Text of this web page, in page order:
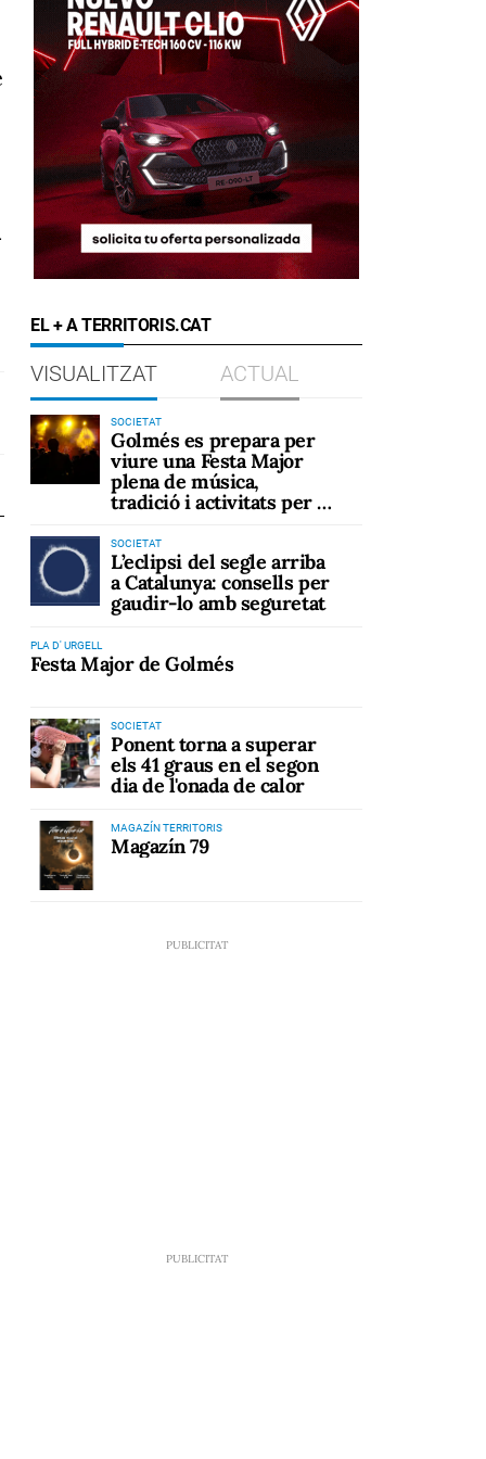
EL + A TERRITORIS.CAT
VISUALITZAT ACTUAL
SOCIETAT
Golmés es prepara per
viure una Festa Major
plena de música,
tradició i activitats per a
SOCIETAT
L’eclipsi del segle arriba
a Catalunya: consells per
gaudir-lo amb seguretat
PLA D' URGELL
Festa Major de Golmés
SOCIETAT
Ponent torna a superar
els 41 graus en el segon
dia de l'onada de calor
MAGAZÍN TERRITORIS
Magazín 79